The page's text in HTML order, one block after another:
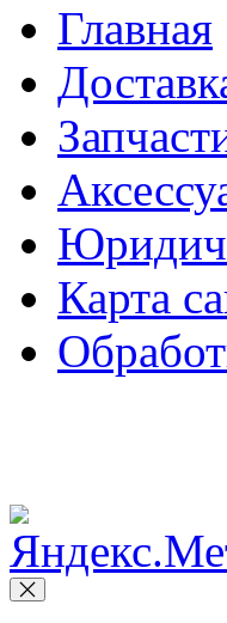
Главная
Карта